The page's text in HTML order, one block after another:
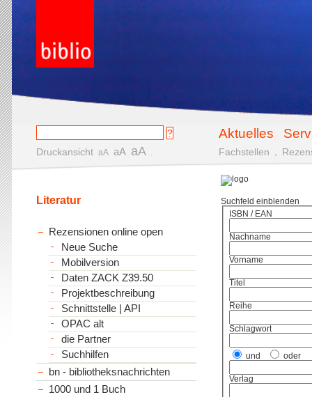
Aktuelles
Druckansicht aA aA aA Fachstellen
Suchfeld einblenden
ISBN / EAN
Nachname
Vorname
Titel
Reihe
Schlagwort
und oder
Verlag
Literatur
Rezensionen online open
Neue Suche
Mobilversion
Daten ZACK Z39.50
Projektbeschreibung
Schnittstelle | API
OPAC alt
die Partner
Suchhilfen
bn - bibliotheksnachrichten
1000 und 1 Buch